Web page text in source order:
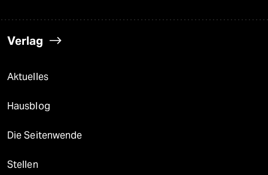
Verlag
Aktuelles
Hausblog
Die Seitenwende
Stellen